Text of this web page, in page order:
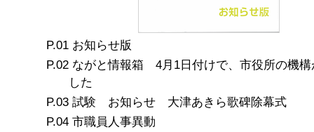
お知らせ版
ながと情報箱 4月1日付けで、市役所の機構
した
試験 お知らせ 大津あきら歌碑除幕式
市職員人事異動